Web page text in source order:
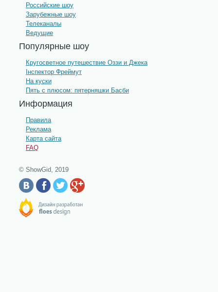
Российские шоу
Зарубежные шоу
Телеканалы
Ведущие
Популярные шоу
Кругосветное путешествие Оззи и Джека
Інспектор Фреймут
На куски
Пять с плюсом: пятерняшки Басби
Информация
Правила
Реклама
Карта сайта
FAQ
© ShowGid, 2019